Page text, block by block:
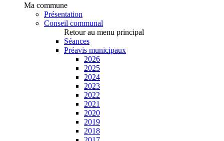
Ma commune
Présentation
Conseil communal
Retour au menu principal
Séances
Préavis municipaux
2026
2025
2024
2023
2022
2021
2020
2019
2018